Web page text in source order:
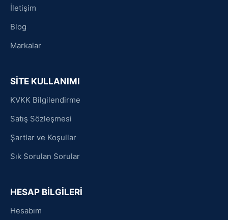
İletişim
Blog
Markalar
SİTE KULLANIMI
KVKK Bilgilendirme
Satış Sözleşmesi
Şartlar ve Koşullar
Sık Sorulan Sorular
HESAP BİLGİLERİ
Hesabım